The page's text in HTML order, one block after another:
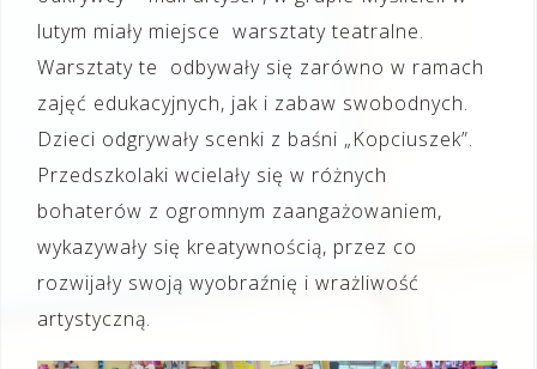
lutym miały miejsce warsztaty teatralne.
Warsztaty te odbywały się zarówno w ramach
zajęć edukacyjnych, jak i zabaw swobodnych.
Dzieci odgrywały scenki z baśni „Kopciuszek”.
Przedszkolaki wcielały się w różnych
bohaterów z ogromnym zaangażowaniem,
wykazywały się kreatywnością, przez co
rozwijały swoją wyobraźnię i wrażliwość
artystyczną.